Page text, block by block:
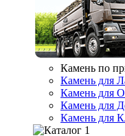
Камень по
Камень для
Камень для
Камень для
Камень для